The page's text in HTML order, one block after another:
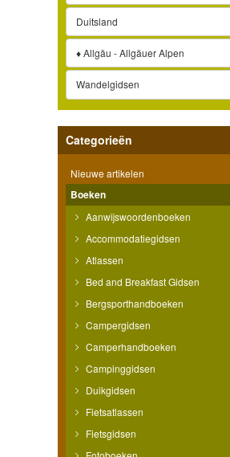
Duitsland
♦ Allgäu - Allgäuer Alpen
Wandelgidsen
Categorieën
Nieuwe artikelen
Boeken
Aanwijswoordenboeken
Accommodatiegidsen
Atlassen
Bed and Breakfast Gidsen
Bergsporthandboeken
Campergidsen
Camperhandboeken
Campinggidsen
Duikgidsen
Fietsatlassen
Fietsgidsen